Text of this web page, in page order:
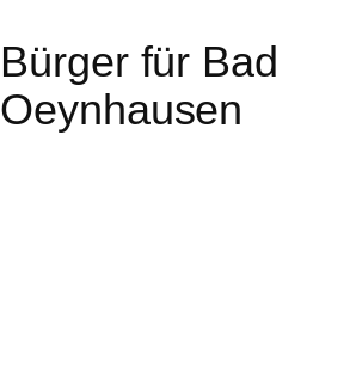
Bürger für Bad
Oeynhausen